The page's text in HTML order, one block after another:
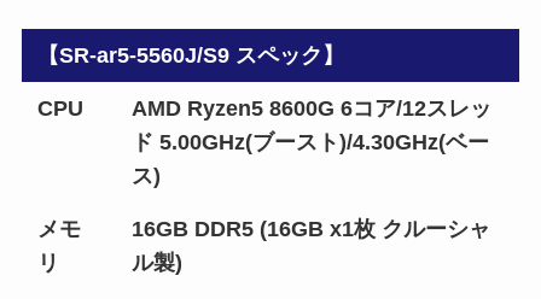
【SR-ar5-5560J/S9 スペック】
CPU
AMD Ryzen5 8600G 6コア/12スレッ
ド 5.00GHz(ブースト)/4.30GHz(ベー
ス)
メモ
リ
16GB DDR5 (16GB x1枚 クルーシャ
ル製)